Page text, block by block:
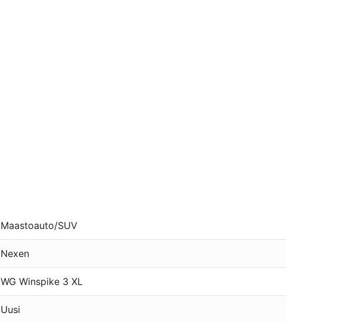
Maastoauto/SUV
Nexen
WG Winspike 3 XL
Uusi